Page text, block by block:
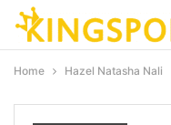
Home Hazel Natasha Nali